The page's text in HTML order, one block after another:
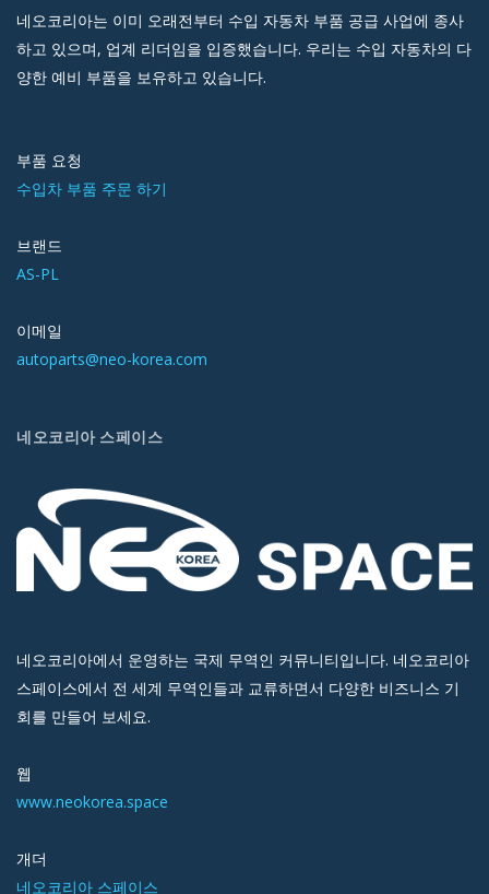
네오코리아는 이미 오래전부터 수입 자동차 부품 공급 사업에 종사
하고 있으며, 업계 리더임을 입증했습니다. 우리는 수입 자동차의 다
양한 예비 부품을 보유하고 있습니다.
부품 요청
수입차 부품 주문 하기
브랜드
AS-PL
이메일
autoparts@neo-korea.com
네오코리아 스페이스
네오코리아에서 운영하는 국제 무역인 커뮤니티입니다. 네오코리아
스페이스에서 전 세계 무역인들과 교류하면서 다양한 비즈니스 기
회를 만들어 보세요.
웹
www.neokorea.space
개더
네오코리아 스페이스